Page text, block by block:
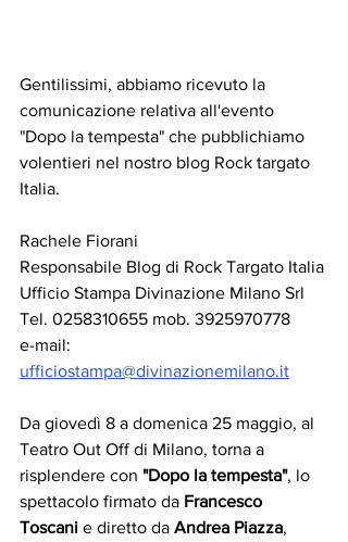
Gentilissimi, abbiamo ricevuto la
comunicazione relativa all'evento
"Dopo la tempesta" che pubblichiamo
volentieri nel nostro blog Rock targato
Italia.
Rachele Fiorani
Responsabile Blog di Rock Targato Italia
Ufficio Stampa Divinazione Milano Srl
Tel. 0258310655 mob. 3925970778
e-mail:
ufficiostampa@divinazionemilano.it
Da giovedì 8 a domenica 25 maggio, al
Teatro Out Off di Milano, torna a
risplendere con "Dopo la tempesta", lo
spettacolo firmato da Francesco
Toscani e diretto da Andrea Piazza,